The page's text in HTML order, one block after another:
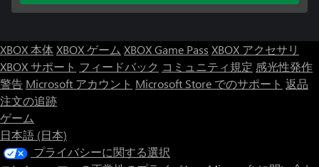
XBOX 本体XBOX ゲーム XBOX Game Pass XBOX アクセサリ
XBOX サポート フィードバック コミュニティ規定 感光性発作
警告 Microsoft アカウント Microsoft Store でのサポート 返品
注文の追跡
ゲーム
日本語 (日本)
プライバシーに関する選択